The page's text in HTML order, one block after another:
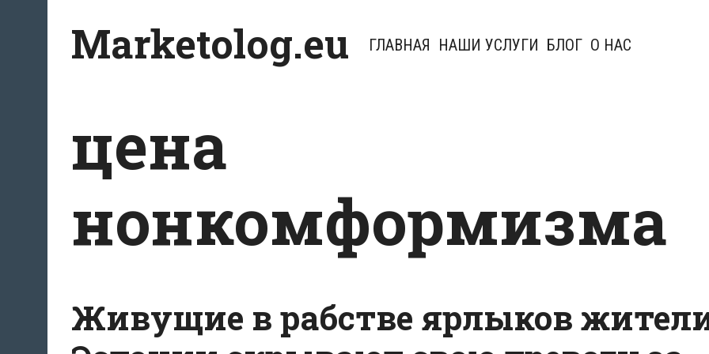
содержимому
Marketolog.eu ГЛАВНАЯ НАШИ УСЛУГИ БЛОГ О НАС
цена
нонкомформизма
Живущие в рабстве ярлыков